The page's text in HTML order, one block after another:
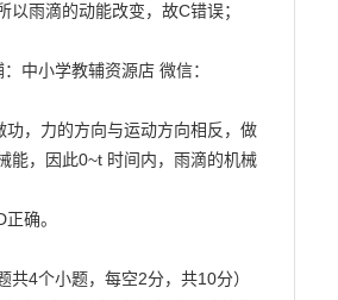
以雨滴的动能改变，故C错误；
中小学教辅资源店 微信：
功，力的方向与运动方向相反，做
能，因此0~t 时间内，雨滴的机械
确。
共4个小题，每空2分，共10分）